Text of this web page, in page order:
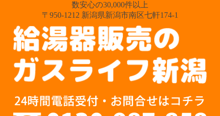
数安心の30,000件以上
〒950-1212 新潟県新潟市南区七軒174-1